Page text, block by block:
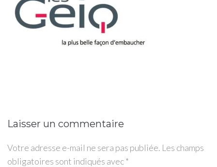
Laisser un commentaire
Votre adresse e-mail ne sera pas publiée. Les champs
obligatoires sont indiqués avec*